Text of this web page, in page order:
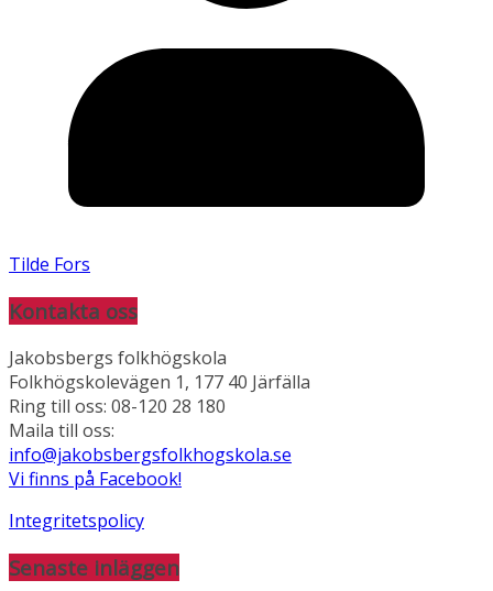
Tilde Fors
Kontakta oss
Jakobsbergs folkhögskola
Folkhögskolevägen 1, 177 40 Järfälla
Ring till oss: 08-120 28 180
Maila till oss:
info@jakobsbergsfolkhogskola.se
Vi finns på Facebook!
Integritetspolicy
Senaste inläggen